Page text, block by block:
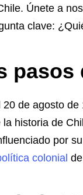
Únete a
clave:
pasos
de agosto
historia de
por
colonial